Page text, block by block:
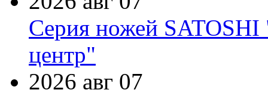
Серия ножей
центр"
2026 авг 07